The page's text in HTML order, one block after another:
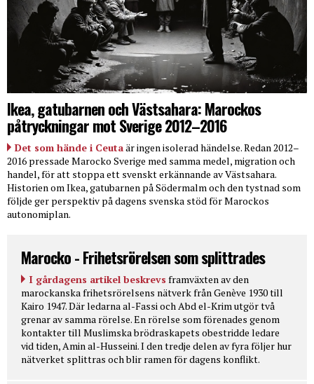
Ikea, gatubarnen och Västsahara: Marockos
påtryckningar mot Sverige 2012–2016
Det som hände i Ceutaär ingen isolerad händelse. Redan 2012–
2016 pressade Marocko Sverige med samma medel, migration och
handel, för att stoppa ett svenskt erkännande av Västsahara.
Historien om Ikea, gatubarnen på Södermalm och den tystnad som
följde ger perspektiv på dagens svenska stöd för Marockos
autonomiplan.
Marocko - Frihetsrörelsen som splittrades
I gårdagens artikel beskrevs framväxten av den
marockanska frihetsrörelsens nätverk från Genève 1930 till
Kairo 1947. Där ledarna al-Fassi och Abd el-Krim utgör två
grenar av samma rörelse. En rörelse som förenades genom
kontakter till Muslimska brödraskapets obestridde ledare
vid tiden, Amin al-Husseini. I den tredje delen av fyra följer hur
nätverket splittras och blir ramen för dagens konflikt.